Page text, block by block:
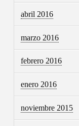
abril 2016
marzo 2016
febrero 2016
enero 2016
noviembre 2015